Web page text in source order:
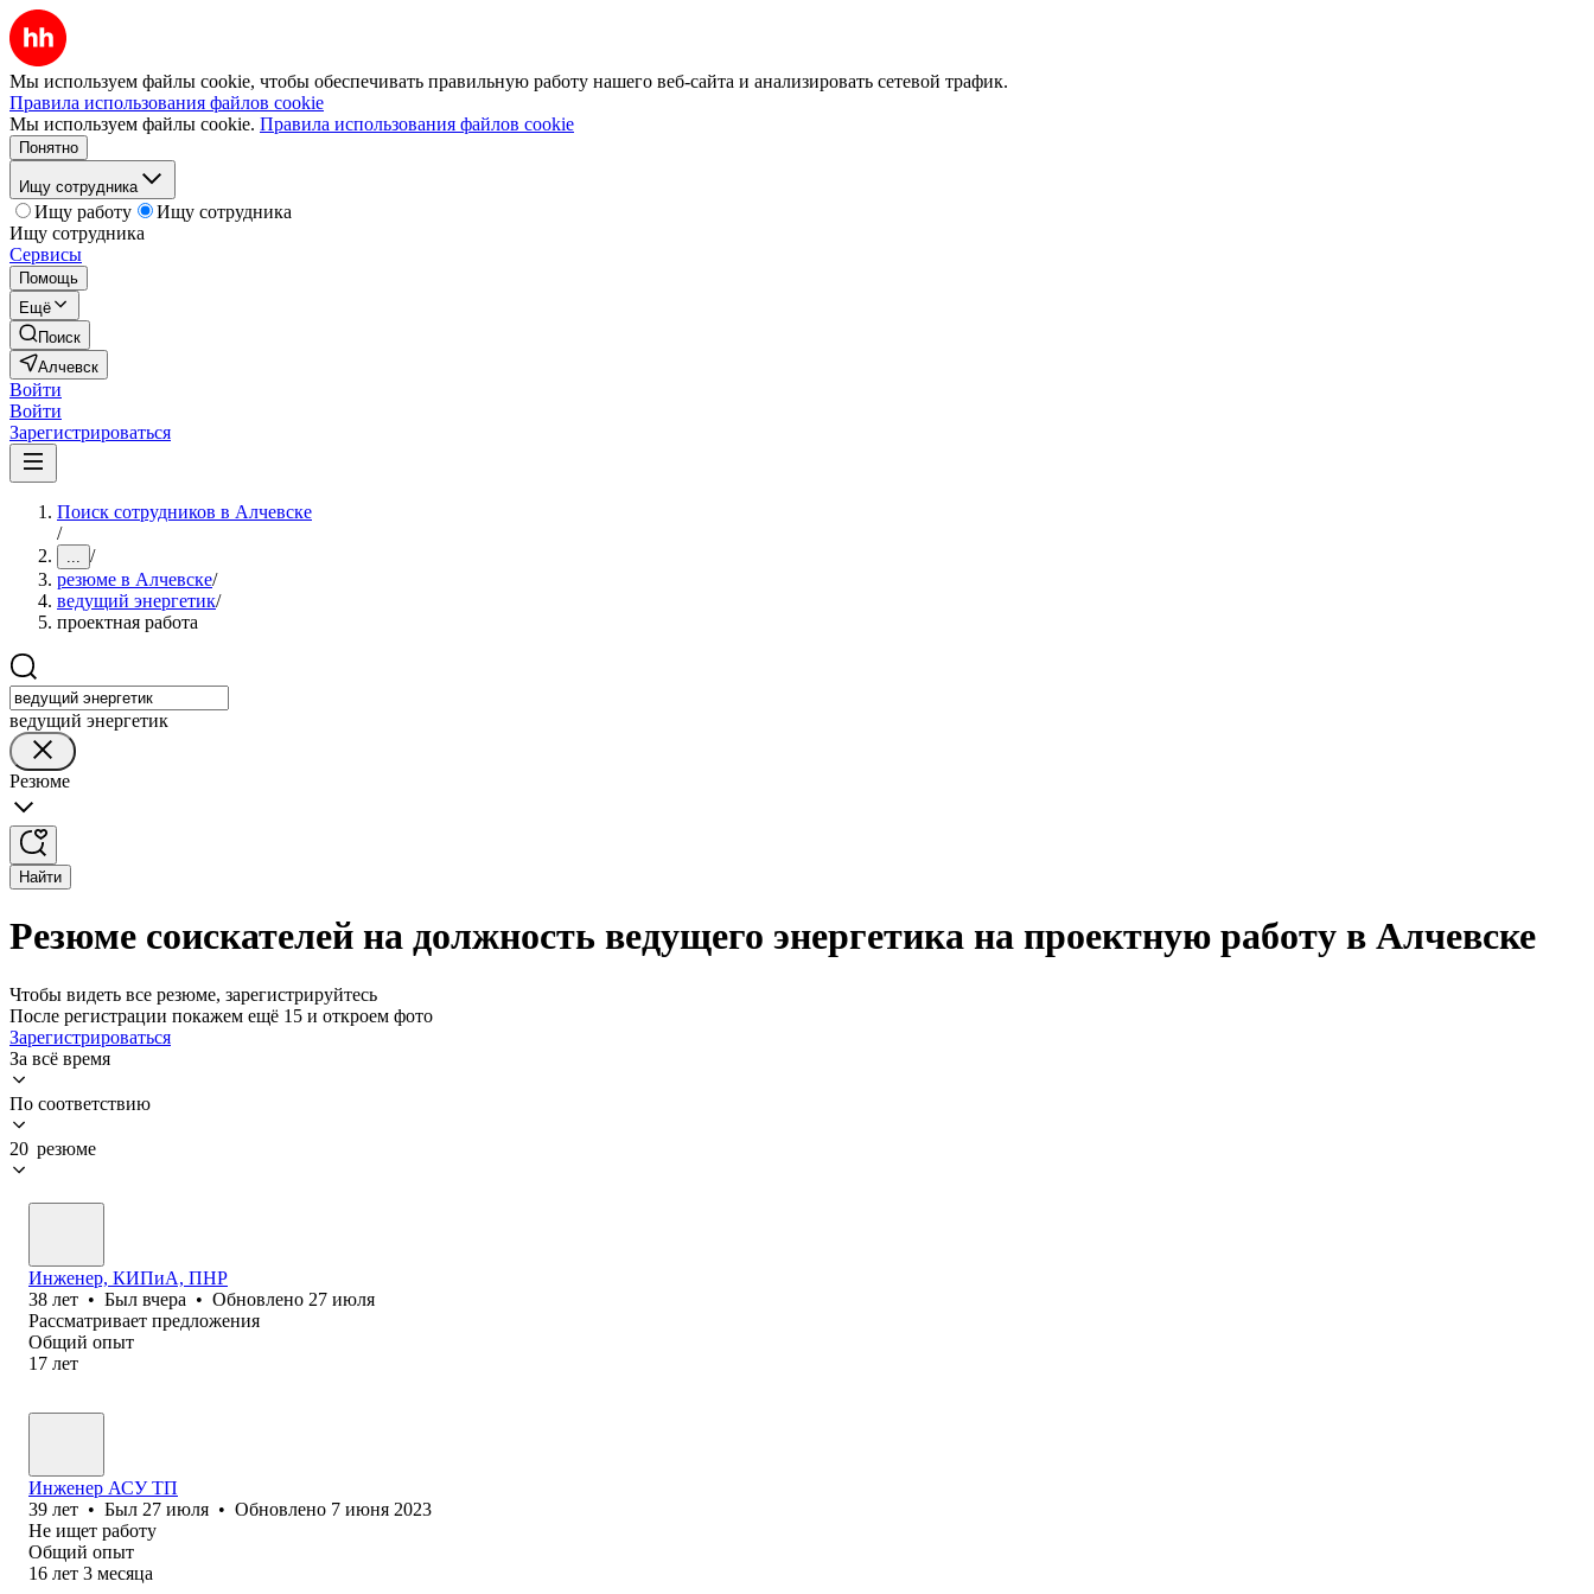
Мы используем файлы cookie, чтобы обеспечивать правильную работу нашего веб-сайта и анализировать сетевой трафик.
Правила использования файлов cookie
Мы используем файлы cookie. Правила использования файлов cookie
Понятно
Ищу сотрудника
Ищу работу
Ищу сотрудника
Ищу сотрудника
Сервисы
Помощь
Ещё
Поиск
Алчевск
Войти
Войти
Зарегистрироваться
Поиск сотрудников в Алчевске
/
... /
резюме в Алчевске/
ведущий энергетик/
проектная работа
ведущий энергетик
Резюме
Найти
Резюме соискателей на должность ведущего энергетика на проектную работу в Алчевске
Чтобы видеть все резюме, зарегистрируйтесь
После регистрации покажем ещё 15 и откроем фото
Зарегистрироваться
За всё время
По соответствию
20 резюме
Инженер, КИПиА, ПНР
38 лет • Был вчера • Обновлено 27 июля
Рассматривает предложения
Общий опыт
17 лет
Инженер АСУ ТП
39 лет • Был 27 июля • Обновлено 7 июня 2023
Не ищет работу
Общий опыт
16 лет 3 месяца